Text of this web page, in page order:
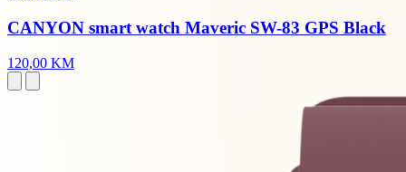
CANYON smart watch Maveric SW-83 GPS Black
120,00 KM